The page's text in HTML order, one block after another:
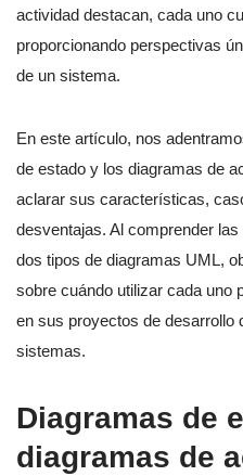
actividad destacan, cada uno
proporcionando perspectivas
de un sistema.
En este artículo, nos
de estado y los diagramas de
aclarar sus características,
desventajas. Al comprender
dos tipos de diagramas UML,
sobre cuándo utilizar cada uno
en sus proyectos de desarrollo
sistemas.
Diagramas de
diagramas de